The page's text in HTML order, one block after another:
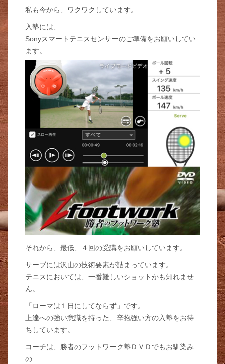
私も今から、ワクワクしています。
入塾には、
Sonyスマートテニスセンサーのご準備をお願いしてい
ます。
それから、最低、４回の受講をお願いしています。
サーブには沢山の技術要素が詰まっています。
テニスにおいては、一番難しいショットかも知れませ
ん。
「ローマは１日にしてならず」です。
上達への強い意識を持った、辛抱強い方の入塾をお待
ちしています。
コーチは、勝者のフットワーク塾ＤＶＤでもお馴染み
の